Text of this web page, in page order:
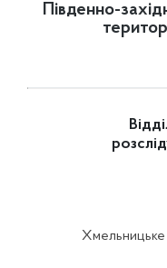
Південно-
Хмельницьке